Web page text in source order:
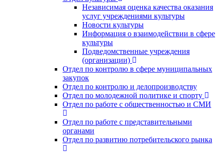
Независимая оценка качества оказания
услуг учреждениями культуры
Новости культуры
Информация о взаимодействии в сфере
культуры
Подведомственные учреждения
(организации)
Отдел по контролю в сфере муниципальных
закупок
Отдел по контролю и делопроизводству
Отдел по молодежной политике и спорту
Отдел по работе с общественностью и СМИ
Отдел по работе с представительными
органами
Отдел по развитию потребительского рынка